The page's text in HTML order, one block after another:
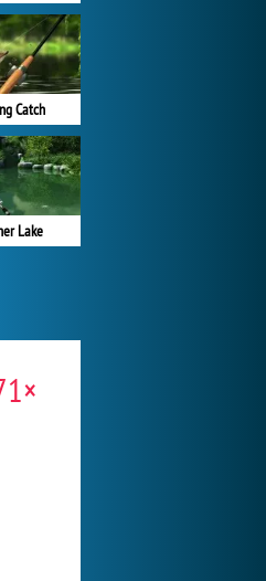
Catch
Lake